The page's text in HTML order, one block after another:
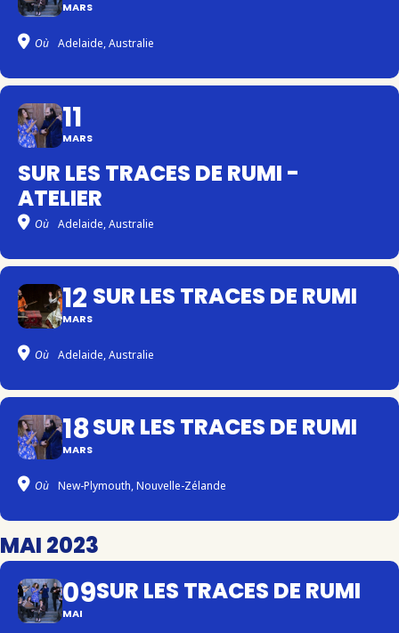
MARS
Où Adelaide, Australie
11
MARS
SUR LES TRACES DE RUMI -
ATELIER
Où Adelaide, Australie
12
MARS
SUR LES TRACES DE RUMI
Où Adelaide, Australie
18
MARS
SUR LES TRACES DE RUMI
Où New-Plymouth, Nouvelle-Zélande
MAI 2023
09
MAI
SUR LES TRACES DE RUMI